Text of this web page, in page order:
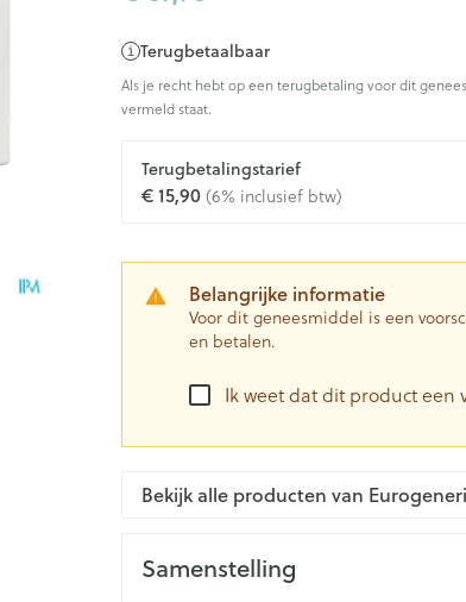
Terugbetaalbaar
Als je recht hebt op een terugbetaling voor dit
vermeld staat.
Terugbetalingstarief
€ 15,90 (6% inclusief btw)
Belangrijke informatie
Voor dit geneesmiddel is een
en betalen.
Ik weet dat dit product een
Bekijk alle producten van
Samenstelling